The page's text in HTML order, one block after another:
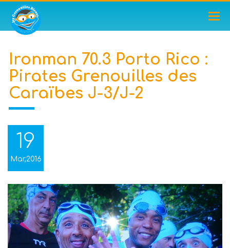
Ironman 70.3 Porto Rico :
Pirates Grenouilles des
Caraïbes J-3/J-2
19
Mar,2016